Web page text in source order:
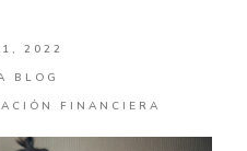
2022
BLOG
FINANCIERA